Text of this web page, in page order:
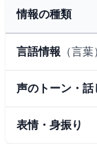
情報の種類
言語情報 （言葉
声のトーン・話
表情・身振り